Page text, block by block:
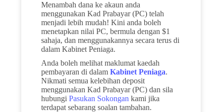
Menambah dana ke akaun anda
menggunakan Kad Prabayar (PC) telah
menjadi lebih mudah! Kini anda boleh
menetapkan nilai PC, bermula dengan $1
sahaja, dan menggunakannya secara terus di
dalam Kabinet Peniaga.
Anda boleh melihat maklumat kaedah
pembayaran di dalam Kabinet Peniaga.
Nikmati semua kelebihan deposit
menggunakan Kad Prabayar (PC) dan sila
hubungi Pasukan Sokongan kami jika
terdapat sebarang soalan tambahan.